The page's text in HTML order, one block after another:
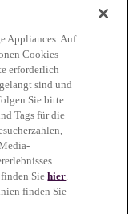
Appliances. Auf
Cookies
erforderlich
sind und
Sie bitte
Tags für die
Siehier.
finden Sie